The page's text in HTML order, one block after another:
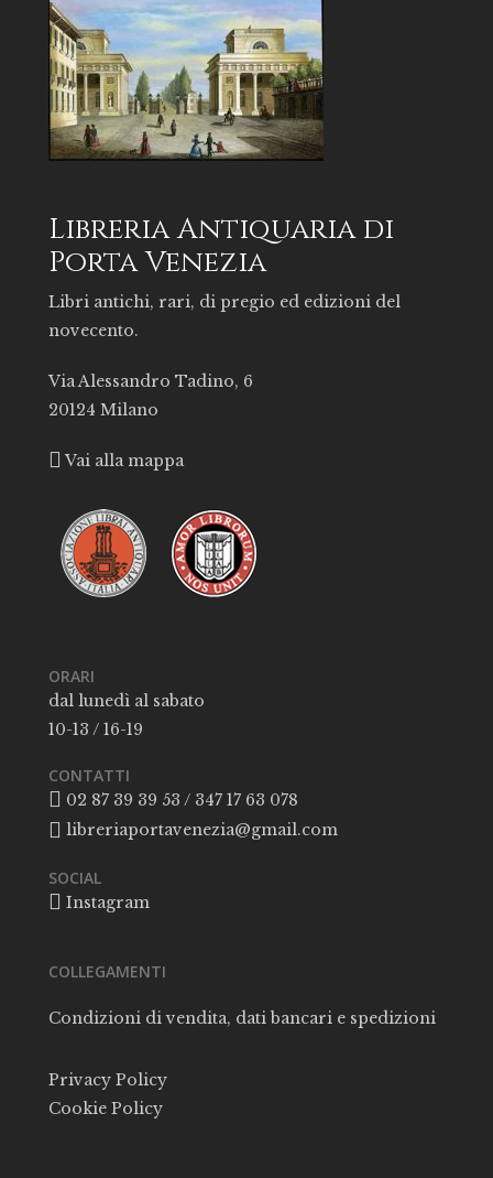
Libreria Antiquaria di
Porta Venezia
Libri antichi, rari, di pregio ed edizioni del
novecento.
Via Alessandro Tadino, 6
20124 Milano
Vai alla mappa
ORARI
dal lunedì al sabato
10-13 / 16-19
CONTATTI
02 87 39 39 53 / 347 17 63 078
libreriaportavenezia@gmail.com
SOCIAL
Instagram
COLLEGAMENTI
Condizioni di vendita, dati bancari e spedizioni
Privacy Policy
Cookie Policy